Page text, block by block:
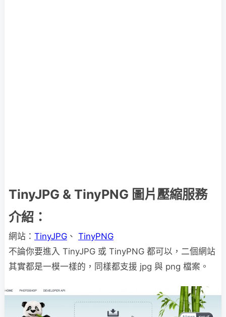
TinyJPG & TinyPNG 圖片壓縮服務
介紹：
網站： TinyJPG 、 TinyPNG
不論你要進入 TinyJPG 或 TinyPNG 都可以，二個網站
其實都是一模一樣的，同樣都支援 jpg 與 png 檔案。